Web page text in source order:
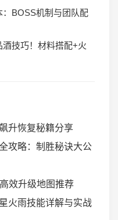
BOSS机制与团队配
技巧！材料搭配+火
升恢复秘籍分享
攻略：制胜秘诀大公
效升级地图推荐
火雨技能详解与实战